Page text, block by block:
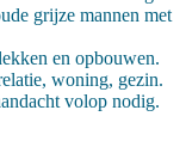
grijze mannen met
en opbouwen.
woning, gezin.
volop nodig.